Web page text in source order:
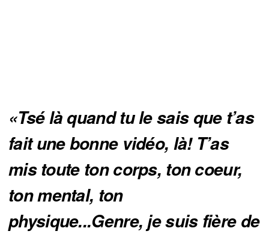
«Tsé là quand tu le sais que t’as
fait une bonne vidéo, là! T’as
mis toute ton corps, ton coeur,
ton mental, ton
physique...Genre, je suis fière de